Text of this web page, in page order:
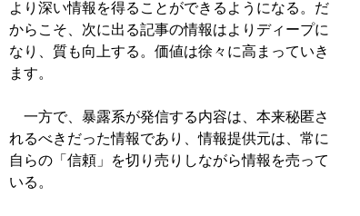
より深い情報を得ることができるようになる。だ
からこそ、次に出る記事の情報はよりディープに
なり、質も向上する。価値は徐々に高まっていき
ます。
一方で、暴露系が発信する内容は、本来秘匿さ
れるべきだった情報であり、情報提供元は、常に
自らの「信頼」を切り売りしながら情報を売って
いる。